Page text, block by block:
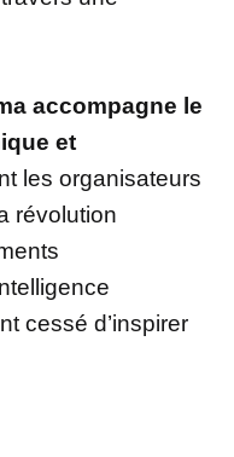
accompagne le
et
les organisateurs
révolution
cessé d’inspirer